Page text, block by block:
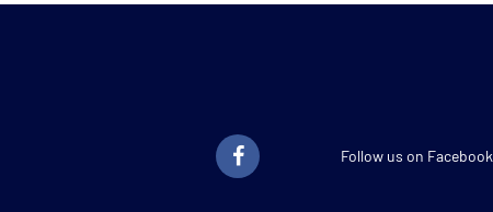
Follow us on Facebook